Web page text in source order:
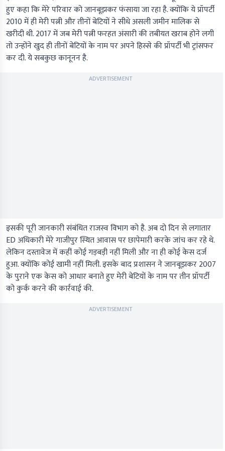
हुए कहा कि मेरे परिवार को जानबूझकर फंसाया जा रहा है. क्योंकि ये प्रॉपर्टी
2010 में ही मेरी पत्नी और तीनों बेटियों ने सीधे असली जमीन मालिक से
खरीदी थी. 2017 में जब मेरी पत्नी फरहत अंसारी की तबीयत खराब होने लगी
तो उन्होंने खुद ही तीनों बेटियों के नाम पर अपने हिस्से की प्रॉपर्टी भी ट्रांसफर
कर दी. ये सबकुछ कानूनन है.
ADVERTISEMENT
इसकी पूरी जानकारी संबंधित राजस्व विभाग को है. अब दो दिन से लगातार
ED अधिकारी मेरे गाजीपुर स्थित आवास पर छापेमारी करके जांच कर रहे थे.
लेकिन दस्तावेज में कहीं कोई गड़बड़ी नहीं मिली और ना ही कोई केस दर्ज
हुआ. क्योंकि कोई खामी नहीं मिली. इसके बाद प्रशासन ने जानबूझकर 2007
के पुराने एक केस को आधार बनाते हुए मेरी बेटियों के नाम पर तीन प्रॉपर्टी
को कुर्क करने की कार्रवाई की.
ADVERTISEMENT